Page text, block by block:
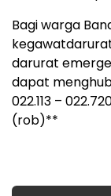
Bagi warga
darurat
dapat
022.113 –
(rob)**